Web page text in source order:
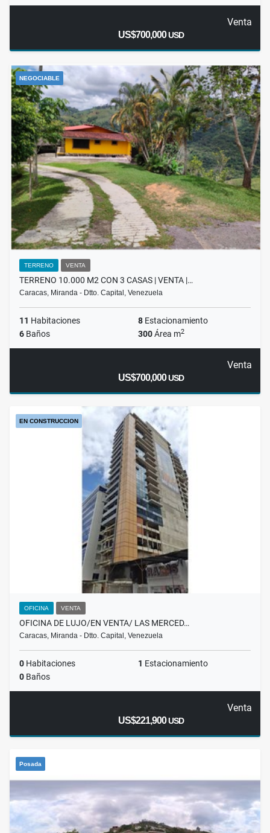
Venta
US$700,000USD
NEGOCIABLE
TERRENO VENTA
TERRENO 10.000 M2 CON 3 CASAS | VENTA |…
Caracas, Miranda - Dtto. Capital, Venezuela
11 Habitaciones 8 Estacionamiento
6 Baños 300Área m2
Venta
US$700,000USD
EN CONSTRUCCION
OFICINA VENTA
OFICINA DE LUJO/EN VENTA/ LAS MERCED…
Caracas, Miranda - Dtto. Capital, Venezuela
0 Habitaciones 1 Estacionamiento
0 Baños
Venta
US$221,900USD
Posada